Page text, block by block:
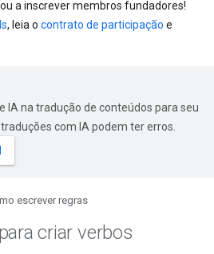
a inscrever membros fundadores!
, leia o contrato de participação e
IA na tradução de conteúdos para seu
com IA podem ter erros.
escrever regras
criar verbos